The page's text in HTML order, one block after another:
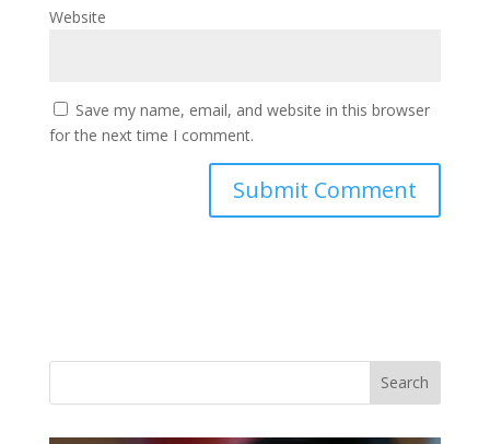
Website
Save my name, email, and website in this browser
for the next time I comment.